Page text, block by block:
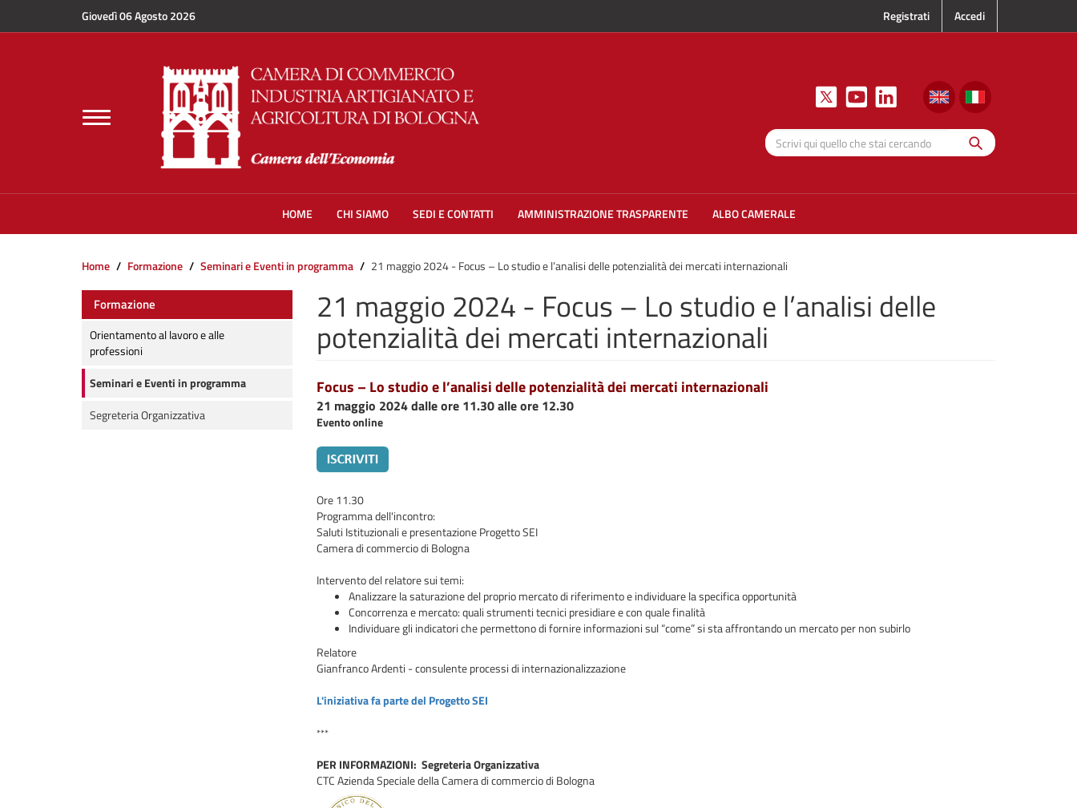
Salta al contenuto principaleGiovedì 06 Agosto 2026 Registrati Accedi
Toggle
navigation
stai
Cerca
HOME CHI SIAMO SEDI E CONTATTI AMMINISTRAZIONE TRASPARENTE ALBO CAMERALE
Home Formazione Seminari e Eventi in programma 21 maggio 2024 - Focus – Lo studio e l’analisi delle potenzialità dei mercati internazionali
Formazione
Orientamento al lavoro e alle
professioni
Seminari e Eventi in programma
Segreteria Organizzativa
21 maggio 2024 - Focus – Lo studio e l’analisi delle
potenzialità dei mercati internazionali
Focus – Lo studio e l’analisi delle potenzialità dei mercati internazionali
21 maggio 2024 dalle ore 11.30 alle ore 12.30
Evento online
Ore 11.30
Programma dell'incontro:
Saluti Istituzionali e presentazione Progetto SEI
Camera di commercio di Bologna
Intervento del relatore sui temi:
Analizzare la saturazione del proprio mercato di riferimento e individuare la specifica opportunità
Concorrenza e mercato: quali strumenti tecnici presidiare e con quale finalità
Individuare gli indicatori che permettono di fornire informazioni sul “come” si sta affrontando un mercato per non subirlo
Relatore
Gianfranco Ardenti - consulente processi di internazionalizzazione
L'iniziativa fa parte del Progetto SEI
***
PER INFORMAZIONI: Segreteria Organizzativa
CTC Azienda Speciale della Camera di commercio di Bologna